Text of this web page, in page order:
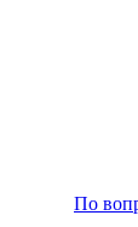
По